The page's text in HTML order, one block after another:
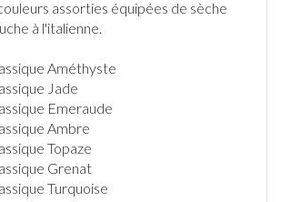
assorties équipées de sèche
à l'italienne.
Améthyste
Jade
Emeraude
Ambre
Topaze
Grenat
Turquoise